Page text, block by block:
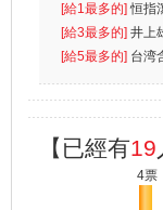
無
[給1最多的]恒指
[給3最多的] 井上
[給5最多的] 台湾
【已經有19
4票